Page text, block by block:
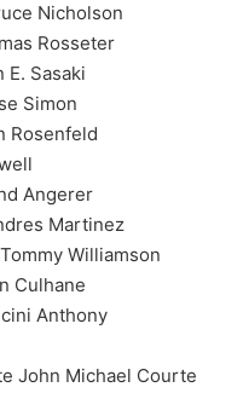
Nicholson
Rosseter
Sasaki
Martinez
Williamson
Anthony
Michael Courte